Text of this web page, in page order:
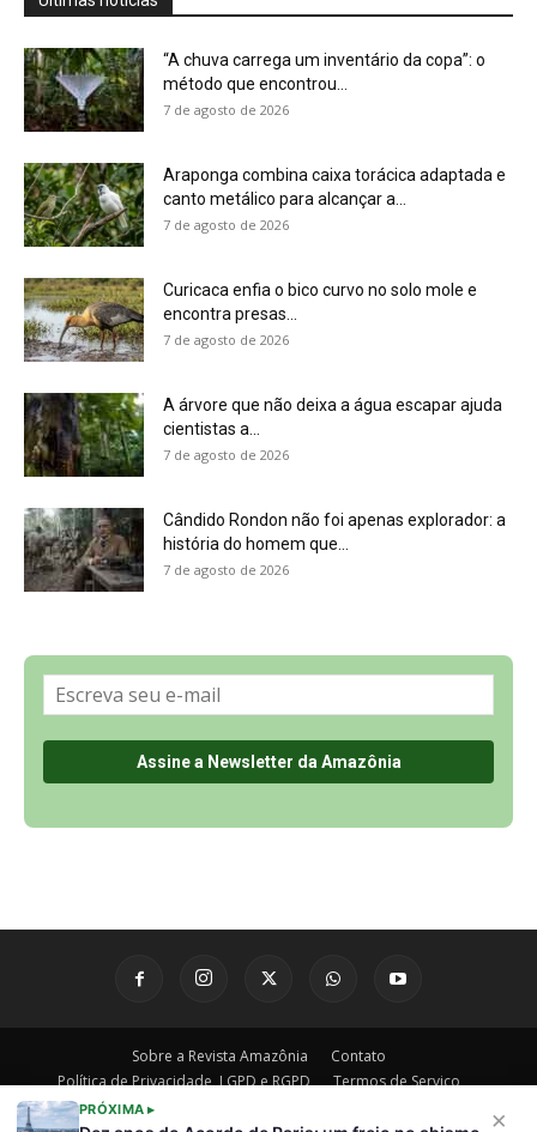
×
PRÓXIMA ▸
A árvore que não deixa a água escapar ajuda
7 de agosto de 2026
7 de agosto de 2026
Política de Privacidade, LGPD e RGPD
Últimas Notícias
🌎 Español
©